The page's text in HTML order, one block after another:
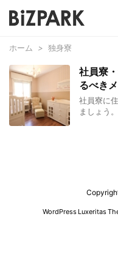
ホーム > 独身寮
社員寮
るべき
社員寮に
ましょう
WordPress Luxeritas